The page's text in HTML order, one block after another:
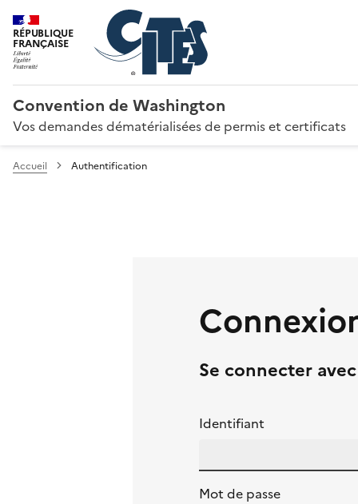
RÉPUBLIQUE
FRANÇAISE
Convention de Washington
Vos demandes dématérialisées de permis et certificats
Accueil Authentification
Se connecter
Identifiant
Mot de passe